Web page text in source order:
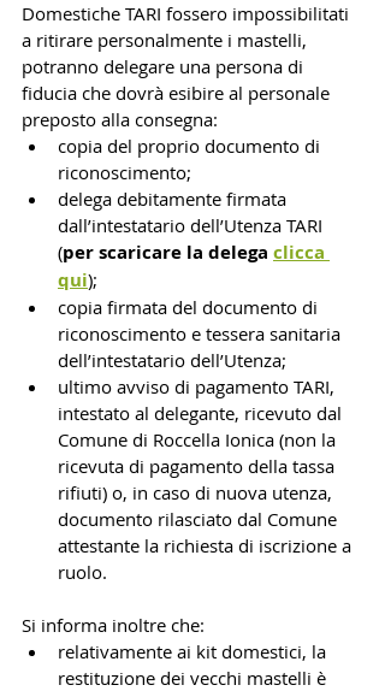
Domestiche TARI fossero impossibilitati
a ritirare personalmente i mastelli,
potranno delegare una persona di
fiducia che dovrà esibire al personale
preposto alla consegna:
copia del proprio documento di
riconoscimento;
delega debitamente firmata
dall’intestatario dell’Utenza TARI
(per scaricare la delega clicca
qui);
copia firmata del documento di
riconoscimento e tessera sanitaria
dell’intestatario dell’Utenza;
ultimo avviso di pagamento TARI,
intestato al delegante, ricevuto dal
Comune di Roccella Ionica (non la
ricevuta di pagamento della tassa
rifiuti) o, in caso di nuova utenza,
documento rilasciato dal Comune
attestante la richiesta di iscrizione a
ruolo.
Si informa inoltre che:
relativamente ai kit domestici, la
restituzione dei vecchi mastelli è